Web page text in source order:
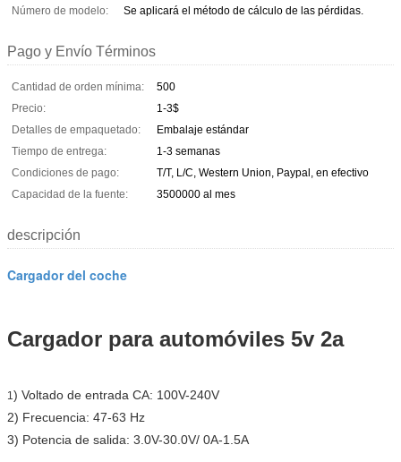
Número de modelo:
Se aplicará el método de cálculo de las pérdidas.
Pago y Envío Términos
Cantidad de orden mínima:
500
Precio:
1-3$
Detalles de empaquetado:
Embalaje estándar
Tiempo de entrega:
1-3 semanas
Condiciones de pago:
T/T, L/C, Western Union, Paypal, en efectivo
Capacidad de la fuente:
3500000 al mes
descripción
Cargador del coche
Cargador para automóviles 5v 2a
1) Voltado de entrada CA: 100V-240V
2) Frecuencia: 47-63 Hz
3) Potencia de salida: 3.0V-30.0V/ 0A-1.5A